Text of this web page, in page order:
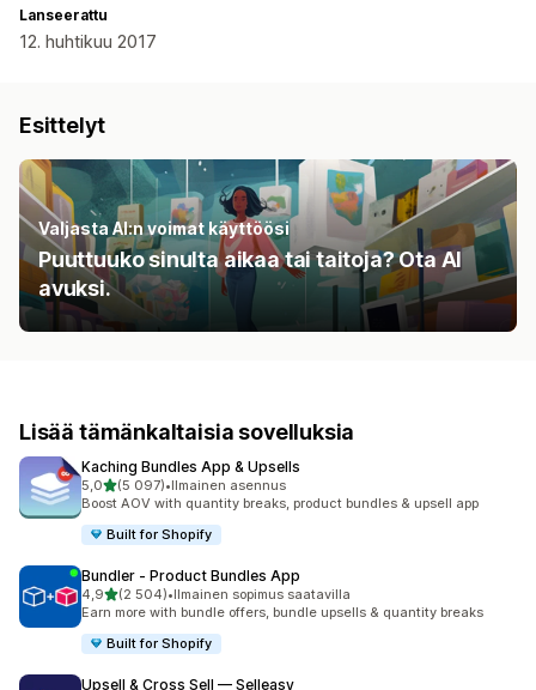
Lanseerattu
12. huhtikuu 2017
Esittelyt
Valjasta AI:n voimat käyttöösi
Puuttuuko sinulta aikaa tai taitoja? Ota AI
avuksi.
Lisää tämänkaltaisia sovelluksia
Kaching Bundles App & Upsells
5,0/ 5 tähteä
(5 097)
5097 arvostelua yhteensä
•Ilmainen asennus
Boost AOV with quantity breaks, product bundles & upsell app
Built for Shopify
Bundler ‑ Product Bundles App
4,9/ 5 tähteä
(2 504)
2504 arvostelua yhteensä
•Ilmainen sopimus saatavilla
Earn more with bundle offers, bundle upsells & quantity breaks
Built for Shopify
Upsell & Cross Sell — Selleasy